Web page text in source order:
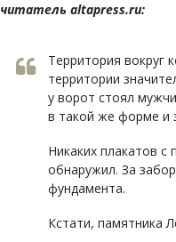
читатель altapress.ru:
Территория вокруг
территории
у ворот стоял
в такой же форме и
Никаких плакатов
обнаружил. За
фундамента.
Кстати, памятника